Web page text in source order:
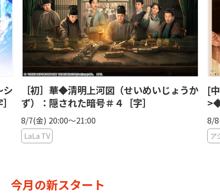
シ
［初］華◆清明上河図（せいめいじょうか
ず）：隠された暗号＃４［字］
8/7(金) 20:00〜21:00
LaLa TV
[
8/
ア
今月の新スタート